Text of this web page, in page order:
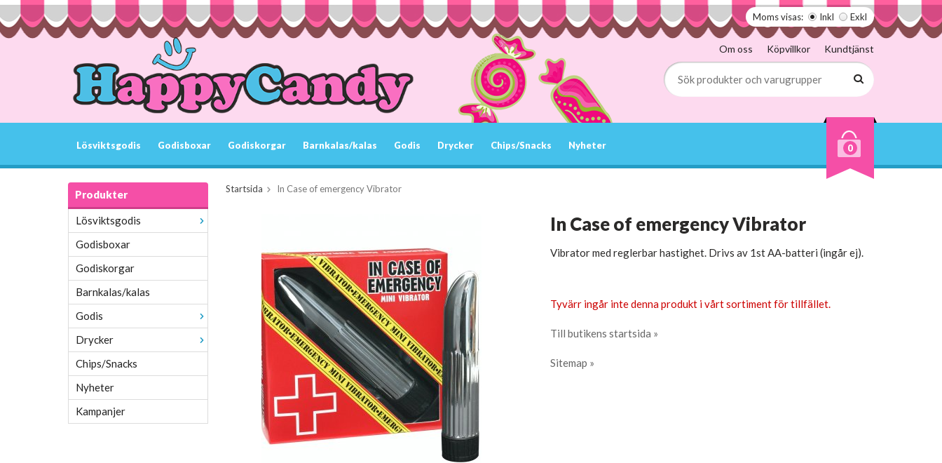
Moms visas: Inkl Exkl
Om oss Köpvillkor Kundtjänst
Lösviktsgodis Godisboxar Godiskorgar Barnkalas/kalas Godis Drycker Chips/Snacks Nyheter 0
Produkter
Lösviktsgodis
Godisboxar
Godiskorgar
Barnkalas/kalas
Godis
Drycker
Chips/Snacks
Nyheter
Kampanjer
Startsida In Case of emergency Vibrator
In Case of emergency Vibrator
Vibrator med reglerbar hastighet. Drivs av 1st AA-batteri (ingår ej).
Tyvärr ingår inte denna produkt i vårt sortiment för tillfället.
Till butikens startsida »
Sitemap »